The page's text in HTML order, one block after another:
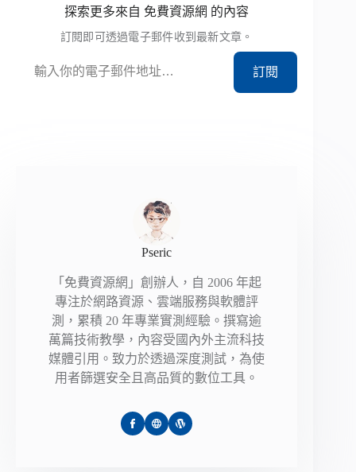
探索更多來自 免費資源網 的內容
訂閱即可透過電子郵件收到最新文章。
訂閱
Pseric
「免費資源網」創辦人，自 2006 年起
專注於網路資源、雲端服務與軟體評
測，累積 20 年專業實測經驗。撰寫逾
萬篇技術教學，內容受國內外主流科技
媒體引用。致力於透過深度測試，為使
用者篩選安全且高品質的數位工具。